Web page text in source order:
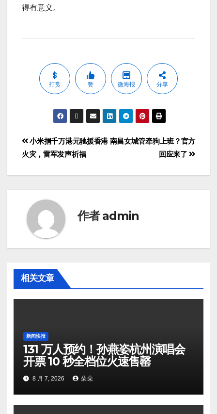
得有意义。
打赏 赞 微海报 分享
南昌女城管牵狗上班？官方
回应来了
小米捐千万港元驰援香港
火灾，雷军发声祈福
作者admin
相关文章
新闻快报
131 万人预约！孙燕姿杭州演唱会
开票 10 秒全档位火速售罄
8 月 7, 2026 朵朵